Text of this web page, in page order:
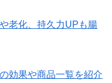
老化、持久力UPも腸
効果や商品一覧を紹介